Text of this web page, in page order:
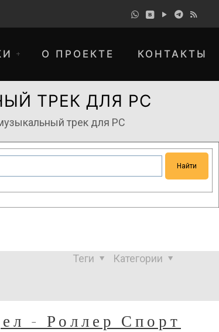
О ПРОЕКТЕ КОНТАКТЫ
ТРЕК ДЛЯ РС
трек для РС
Категории
Теги
- Роллер Спорт